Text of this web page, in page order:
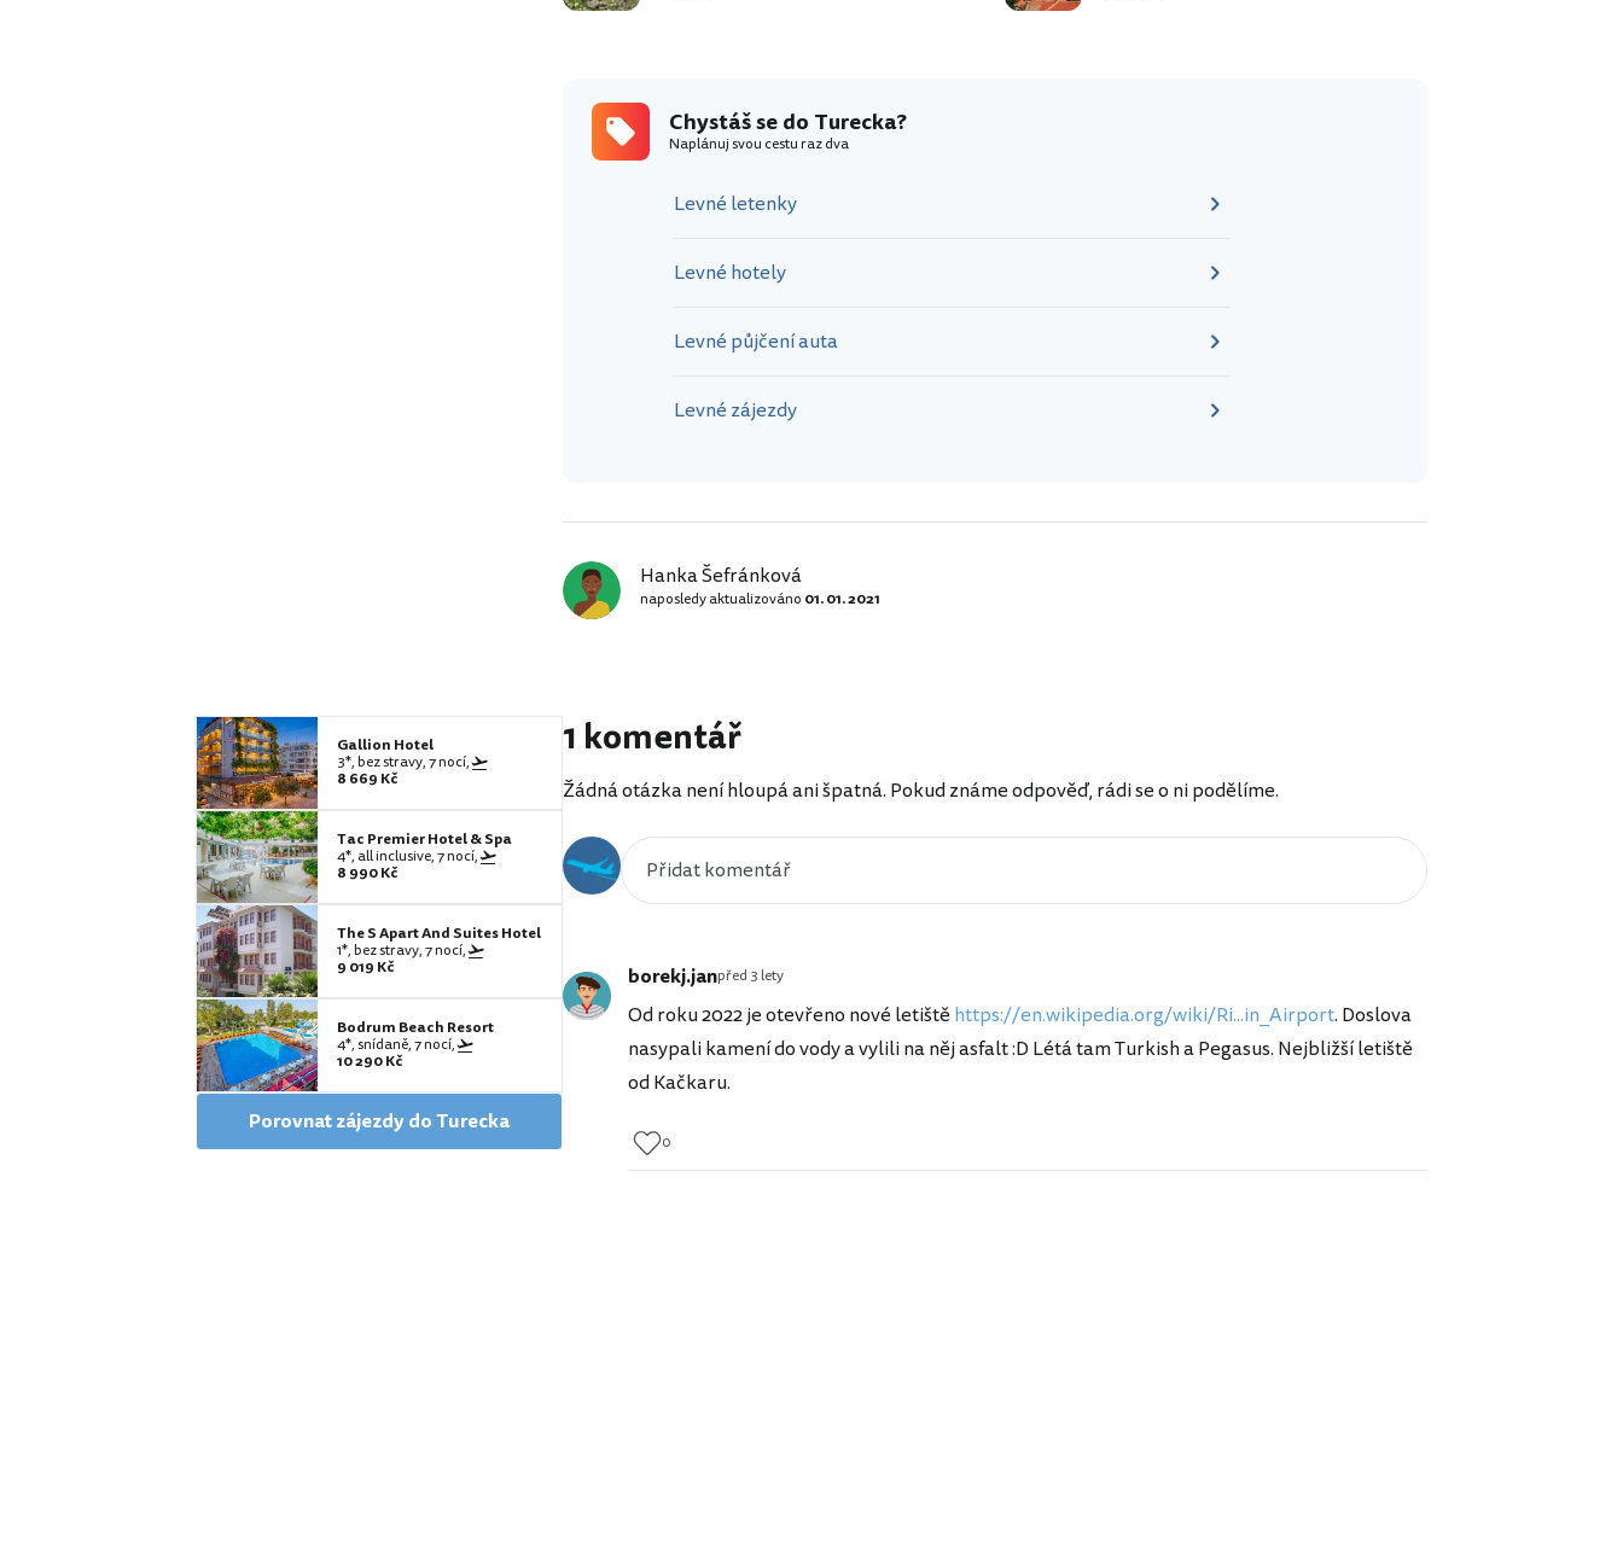
Chystáš se do Turecka?
Naplánuj svou cestu raz dva
Levné letenky
Levné hotely
Levné půjčení auta
Levné zájezdy
Hanka Šefránková
naposledy aktualizováno 01. 01. 2021
Gallion Hotel
3*, bez stravy, 7 nocí,
8 669 Kč
Tac Premier Hotel & Spa
4*, all inclusive, 7 nocí,
8 990 Kč
The S Apart And Suites Hotel
1*, bez stravy, 7 nocí,
9 019 Kč
Bodrum Beach Resort
4*, snídaně, 7 nocí,
10 290 Kč
Porovnat zájezdy do Turecka
1 komentář
Žádná otázka není hloupá ani špatná. Pokud známe odpověď, rádi se o ni podělíme.
borekj.janpřed 3 lety
Od roku 2022 je otevřeno nové letiště https://en.wikipedia.org/wiki/Ri...in_Airport. Doslova
nasypali kamení do vody a vylili na něj asfalt :D Létá tam Turkish a Pegasus. Nejbližší letiště
od Kačkaru.
0